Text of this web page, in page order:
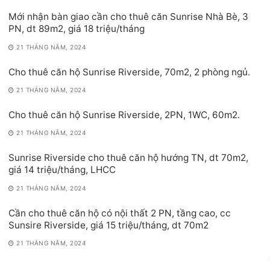
Mới nhận bàn giao cần cho thuê căn Sunrise Nhà Bè, 3
PN, dt 89m2, giá 18 triệu/tháng
21 THÁNG NĂM, 2024
Cho thuê căn hộ Sunrise Riverside, 70m2, 2 phòng ngủ.
21 THÁNG NĂM, 2024
Cho thuê căn hộ Sunrise Riverside, 2PN, 1WC, 60m2.
21 THÁNG NĂM, 2024
Sunrise Riverside cho thuê căn hộ hướng TN, dt 70m2,
giá 14 triệu/tháng, LHCC
21 THÁNG NĂM, 2024
Cần cho thuê căn hộ có nội thất 2 PN, tầng cao, cc
Sunsire Riverside, giá 15 triệu/tháng, dt 70m2
21 THÁNG NĂM, 2024